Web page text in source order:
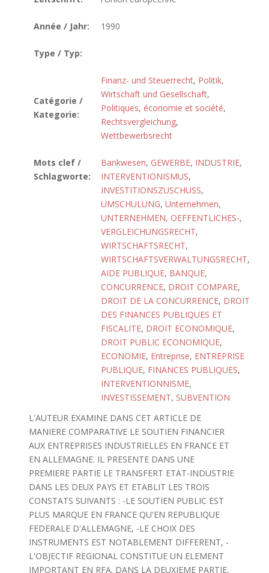
Année / Jahr: 1990
Type / Typ:
Catégorie /
Kategorie:
Finanz- und Steuerrecht, Politik,
Wirtschaft und Gesellschaft,
Politiques, économie et société,
Rechtsvergleichung,
Wettbewerbsrecht
Mots clef /
Schlagworte:
Bankwesen, GEWERBE, INDUSTRIE,
INTERVENTIONISMUS,
INVESTITIONSZUSCHUSS,
UMSCHULUNG, Unternehmen,
UNTERNEHMEN, OEFFENTLICHES-,
VERGLEICHUNGSRECHT,
WIRTSCHAFTSRECHT,
WIRTSCHAFTSVERWALTUNGSRECHT,
AIDE PUBLIQUE, BANQUE,
CONCURRENCE, DROIT COMPARE,
DROIT DE LA CONCURRENCE, DROIT
DES FINANCES PUBLIQUES ET
FISCALITE, DROIT ECONOMIQUE,
DROIT PUBLIC ECONOMIQUE,
ECONOMIE, Entreprise, ENTREPRISE
PUBLIQUE, FINANCES PUBLIQUES,
INTERVENTIONNISME,
INVESTISSEMENT, SUBVENTION
L'AUTEUR EXAMINE DANS CET ARTICLE DE
MANIERE COMPARATIVE LE SOUTIEN FINANCIER
AUX ENTREPRISES INDUSTRIELLES EN FRANCE ET
EN ALLEMAGNE. IL PRESENTE DANS UNE
PREMIERE PARTIE LE TRANSFERT ETAT-INDUSTRIE
DANS LES DEUX PAYS ET ETABLIT LES TROIS
CONSTATS SUIVANTS : -LE SOUTIEN PUBLIC EST
PLUS MARQUE EN FRANCE QU'EN REPUBLIQUE
FEDERALE D'ALLEMAGNE, -LE CHOIX DES
INSTRUMENTS EST NOTABLEMENT DIFFERENT, -
L'OBJECTIF REGIONAL CONSTITUE UN ELEMENT
IMPORTANT EN RFA. DANS LA DEUXIEME PARTIE,